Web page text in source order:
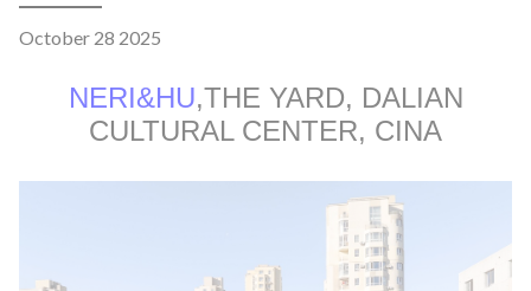
October 28 2025
NERI&HU,THE YARD, DALIAN
CULTURAL CENTER, CINA